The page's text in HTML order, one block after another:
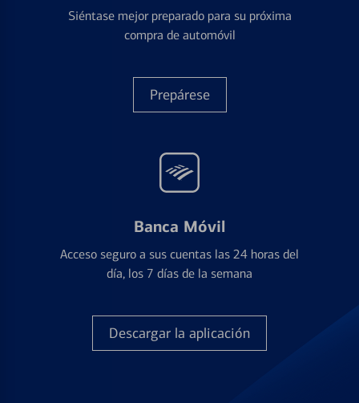
Siéntase mejor preparado para su próxima
compra de automóvil
Prepárese
Banca Móvil
Acceso seguro a sus cuentas las 24 horas del
día, los 7 días de la semana
Descargar la aplicación